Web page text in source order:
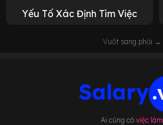
Yếu Tố Xác Định Tìm Việc
Vuốt sang phải →
Ai cũng có việc làm